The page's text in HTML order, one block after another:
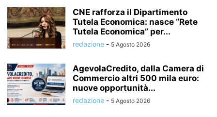
CNE rafforza il Dipartimento
Tutela Economica: nasce “Rete
Tutela Economica” per...
redazione - 5 Agosto 2026
AgevolaCredito, dalla Camera di
Commercio altri 500 mila euro:
nuove opportunità...
redazione - 5 Agosto 2026